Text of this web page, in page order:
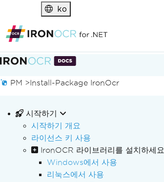
ko
푸터 콘텐츠로 바로가기
PM >Install-Package IronOcr
시작하기
시작하기 개요
라이선스 키 사용
IronOCR 라이브러리를 설치하세요
Windows에서 사용
리눅스에서 사용